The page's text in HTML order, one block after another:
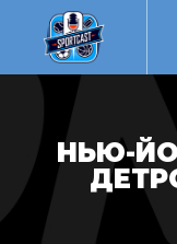
НЬЮ-